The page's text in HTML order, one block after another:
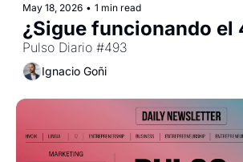
May 18, 2026 • 1 min read
¿Sigue funcionando el
Pulso Diario #493
Ignacio Goñi